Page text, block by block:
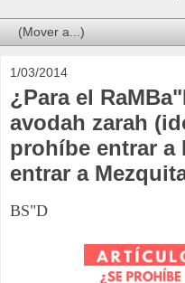
1/03/2014
¿Para el
avodah zarah
prohíbe entrar a
entrar a
BS"D